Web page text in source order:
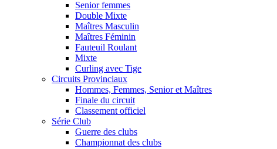
Senior femmes
Double Mixte
Maîtres Masculin
Maîtres Féminin
Fauteuil Roulant
Mixte
Curling avec Tige
Circuits Provinciaux
Hommes, Femmes, Senior et Maîtres
Finale du circuit
Classement officiel
Série Club
Guerre des clubs
Championnat des clubs